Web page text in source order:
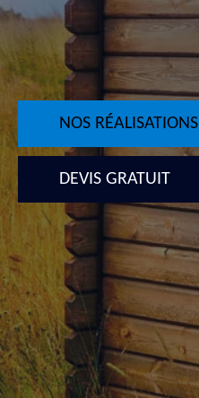
NOS RÉALISATIONS
DEVIS GRATUIT